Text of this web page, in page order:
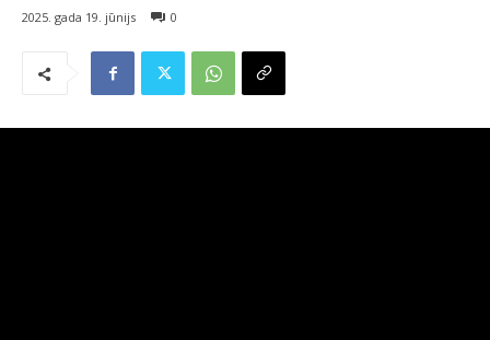
2025. gada 19. jūnijs 0